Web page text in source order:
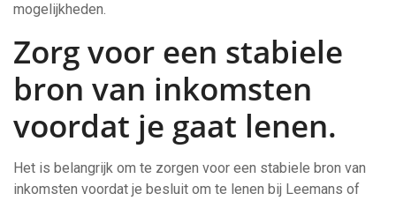
mogelijkheden.
Zorg voor een stabiele
bron van inkomsten
voordat je gaat lenen.
Het is belangrijk om te zorgen voor een stabiele bron van
inkomsten voordat je besluit om te lenen bij Leemans of